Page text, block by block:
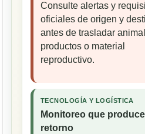
Consulte alertas y
oficiales de origen y
antes de trasladar
productos o material
reproductivo.
TECNOLOGÍA Y LOGÍSTICA
Monitoreo que produce
retorno